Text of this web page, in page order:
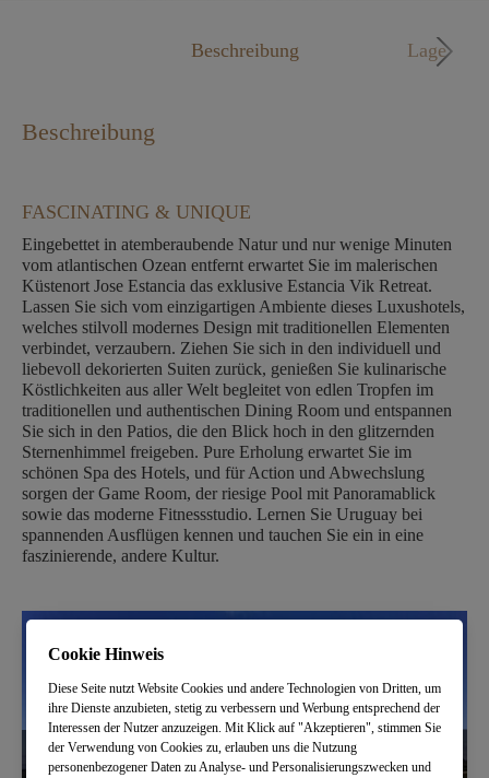
Beschreibung Lage
Beschreibung
FASCINATING & UNIQUE
Eingebettet in atemberaubende Natur und nur wenige Minuten
vom atlantischen Ozean entfernt erwartet Sie im malerischen
Küstenort Jose Estancia das exklusive Estancia Vik Retreat.
Lassen Sie sich vom einzigartigen Ambiente dieses Luxushotels,
welches stilvoll modernes Design mit traditionellen Elementen
verbindet, verzaubern. Ziehen Sie sich in den individuell und
liebevoll dekorierten Suiten zurück, genießen Sie kulinarische
Köstlichkeiten aus aller Welt begleitet von edlen Tropfen im
traditionellen und authentischen Dining Room und entspannen
Sie sich in den Patios, die den Blick hoch in den glitzernden
Sternenhimmel freigeben. Pure Erholung erwartet Sie im
schönen Spa des Hotels, und für Action und Abwechslung
sorgen der Game Room, der riesige Pool mit Panoramablick
sowie das moderne Fitnessstudio. Lernen Sie Uruguay bei
spannenden Ausflügen kennen und tauchen Sie ein in eine
faszinierende, andere Kultur.
Cookie Hinweis
Diese Seite nutzt Website Cookies und andere Technologien von Dritten, um
ihre Dienste anzubieten, stetig zu verbessern und Werbung entsprechend der
Interessen der Nutzer anzuzeigen. Mit Klick auf "Akzeptieren", stimmen Sie
der Verwendung von Cookies zu, erlauben uns die Nutzung
personenbezogener Daten zu Analyse- und Personalisierungszwecken und